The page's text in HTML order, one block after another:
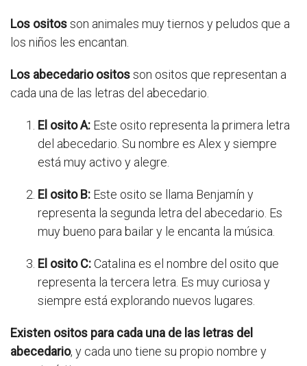
Los ositosson animales muy tiernos y peludos que a
los niños les encantan.
Los abecedario ositosson ositos que representan a
cada una de las letras del abecedario.
El osito A: Este osito representa la primera letra
del abecedario. Su nombre es Alex y siempre
está muy activo y alegre.
El osito B: Este osito se llama Benjamín y
representa la segunda letra del abecedario. Es
muy bueno para bailar y le encanta la música.
El osito C:Catalina es el nombre del osito que
representa la tercera letra. Es muy curiosa y
siempre está explorando nuevos lugares.
Existen ositos para cada una de las letras del
abecedario, y cada uno tiene su propio nombre y